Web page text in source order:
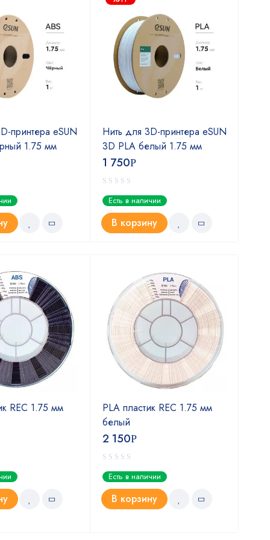
принтера eSUN
1.75 мм
Нить для 3D-принтера eSUN
3D PLA белый 1.75 мм
1 750Р
Есть в наличии
В корзину
REC 1.75 мм
PLA пластик REC 1.75 мм
белый
2 150Р
Есть в наличии
В корзину